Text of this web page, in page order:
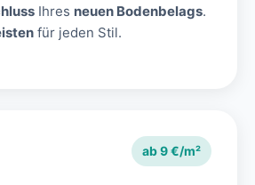
Ihres neuen Bodenbelags.
für jeden Stil.
ab 9 €/m²